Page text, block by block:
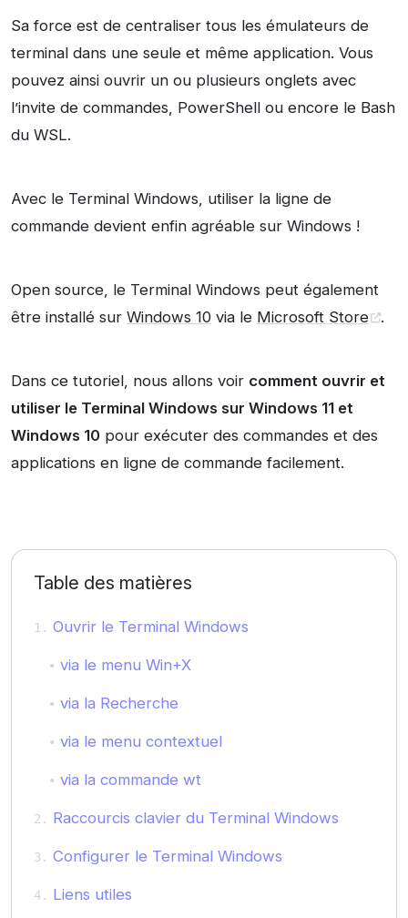
Sa force est de centraliser tous les émulateurs de
terminal dans une seule et même application. Vous
pouvez ainsi ouvrir un ou plusieurs onglets avec
l’invite de commandes, PowerShell ou encore le Bash
du WSL.
Avec le Terminal Windows, utiliser la ligne de
commande devient enfin agréable sur Windows !
Open source, le Terminal Windows peut également
être installé sur Windows 10 via le Microsoft Store .
Dans ce tutoriel, nous allons voir comment ouvrir et
utiliser le Terminal Windows sur Windows 11 et
Windows 10 pour exécuter des commandes et des
applications en ligne de commande facilement.
Table des matières
Ouvrir le Terminal Windows
via le menu Win+X
via la Recherche
via le menu contextuel
via la commande wt
Raccourcis clavier du Terminal Windows
Configurer le Terminal Windows
Liens utiles